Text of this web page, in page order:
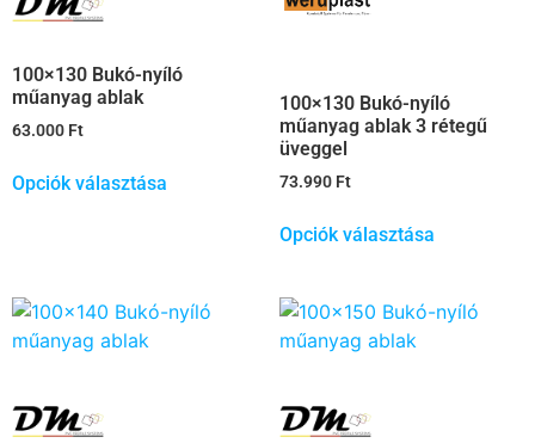
100×130 Bukó-nyíló
műanyag ablak
63.000 Ft
Opciók választása
100×130 Bukó-nyíló
műanyag ablak 3 rétegű
üveggel
73.990 Ft
Opciók választása